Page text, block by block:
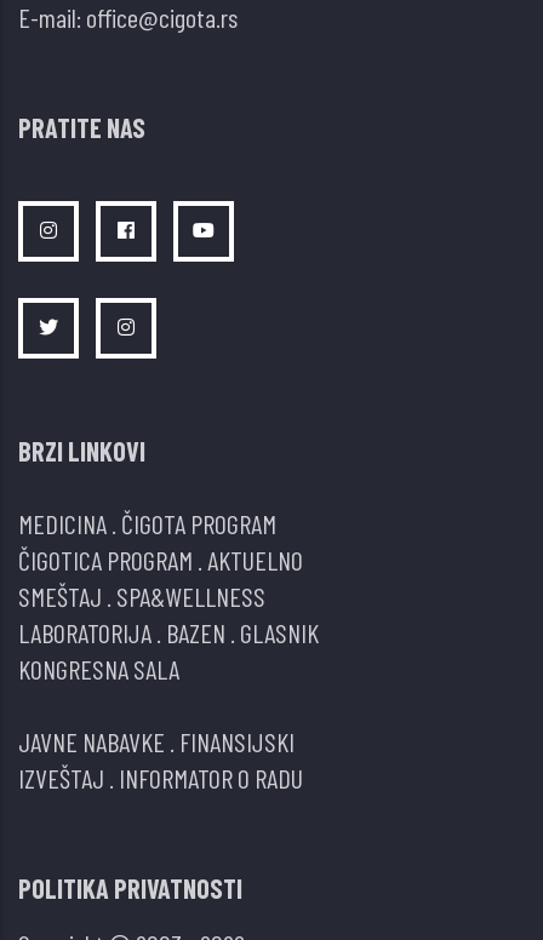
E-mail: office@cigota.rs
PRATITE NAS
BRZI LINKOVI
MEDICINA ČIGOTA PROGRAM
ČIGOTICA PROGRAM AKTUELNO
SMEŠTAJ SPA&WELLNESS
LABORATORIJA BAZEN GLASNIK
KONGRESNA SALA
JAVNE NABAVKE FINANSIJSKI
IZVEŠTAJ INFORMATOR O RADU
POLITIKA PRIVATNOSTI